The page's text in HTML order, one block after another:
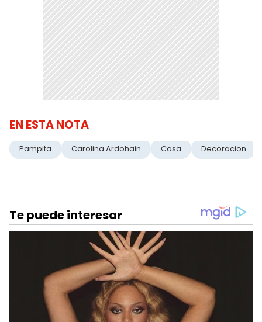
EN ESTA NOTA
Pampita Carolina Ardohain Casa Decoracion